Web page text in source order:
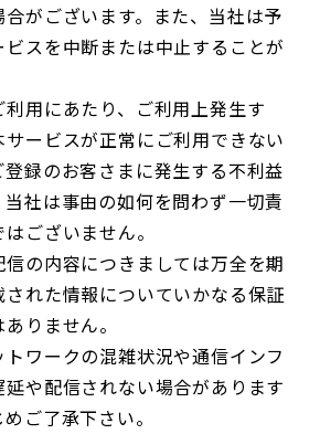
がございます。また、当社は予
スを中断または中止することが
用にあたり、ご利用上発生す
サービスが正常にご利用できない
登録のお客さまに発生する不利益
当社は事由の如何を問わず一切責
ございません。
信の内容につきましては万全を期
された情報についていかなる保証
りません。
トワークの混雑状況や通信インフ
延や配信されない場合があります
ご了承下さい。